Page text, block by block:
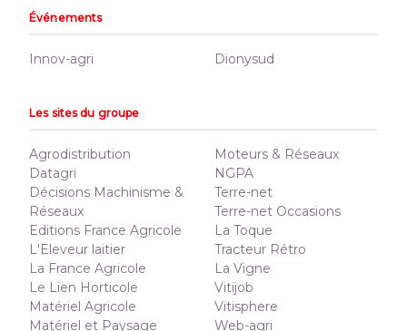
Événements
Innov-agri Dionysud
Les sites du groupe
Agrodistribution
Datagri
Décisions Machinisme &
Réseaux
Editions France Agricole
L'Eleveur laitier
La France Agricole
Le Lien Horticole
Matériel Agricole
Matériel et Paysage
Moteurs & Réseaux
NGPA
Terre-net
Terre-net Occasions
La Toque
Tracteur Rétro
La Vigne
Vitijob
Vitisphere
Web-agri